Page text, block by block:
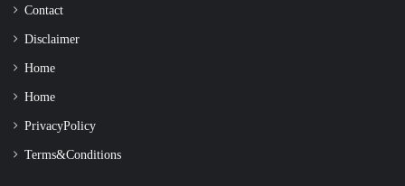
Contact
Disclaimer
Home
Home
Privacy Policy
Terms & Conditions